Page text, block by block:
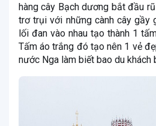
hàng cây Bạch dương bắt đầu
trơ trụi với những cành cây gầy
lối đan vào nhau tạo thành 1
Tấm áo trắng đó tạo nên 1 vẻ
nước Nga làm biết bao du khách